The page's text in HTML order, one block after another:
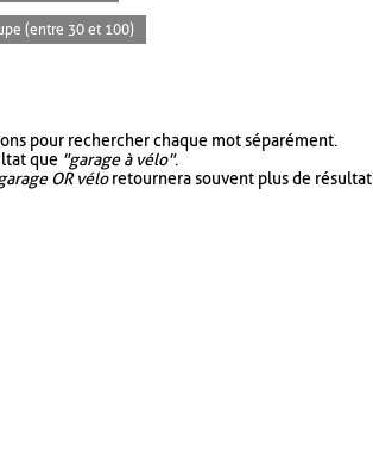
(entre 30 et 100)
pour rechercher chaque mot séparément.
que "garage à vélo".
OR véloretournera souvent plus de résultat